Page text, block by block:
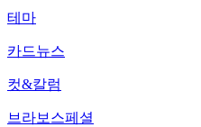
테마
카드뉴스
컷&칼럼
브라보스페셜